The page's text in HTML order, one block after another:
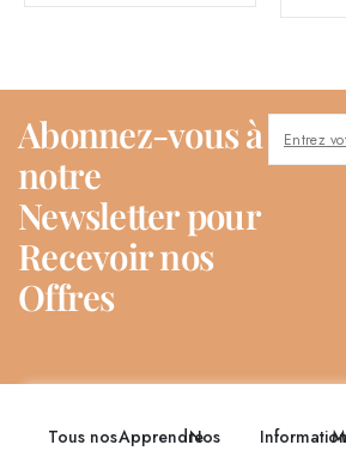
Abonnez-vous à
notre
Newsletter pour
Recevoir nos
Offres
Tous nosApprendreNos